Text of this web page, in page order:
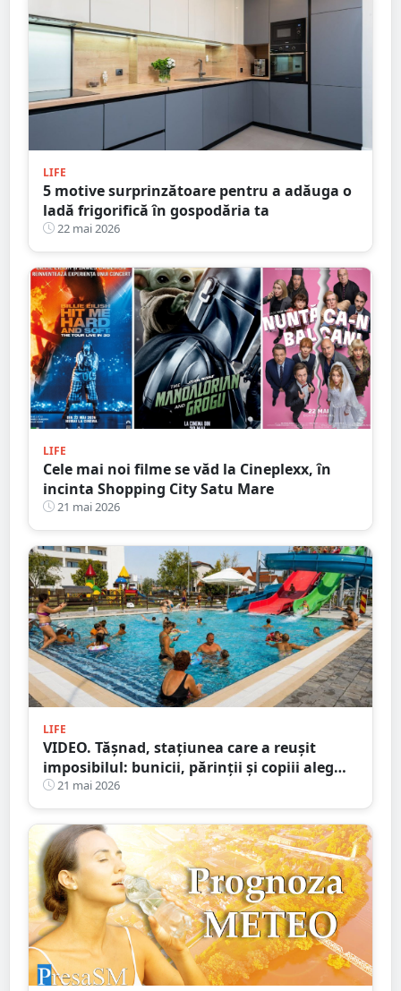
LIFE
5 motive surprinzătoare pentru a adăuga o
ladă frigorifică în gospodăria ta
22 mai 2026
LIFE
Cele mai noi filme se văd la Cineplexx, în
incinta Shopping City Satu Mare
21 mai 2026
LIFE
VIDEO. Tășnad, stațiunea care a reușit
imposibilul: bunicii, părinții și copiii aleg
aceeași destinație
21 mai 2026